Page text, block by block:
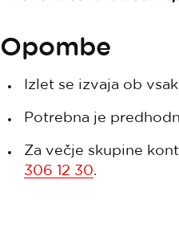
Opombe
Izlet se izvaja ob
Potrebna je
Za večje skupine
306 12 30.